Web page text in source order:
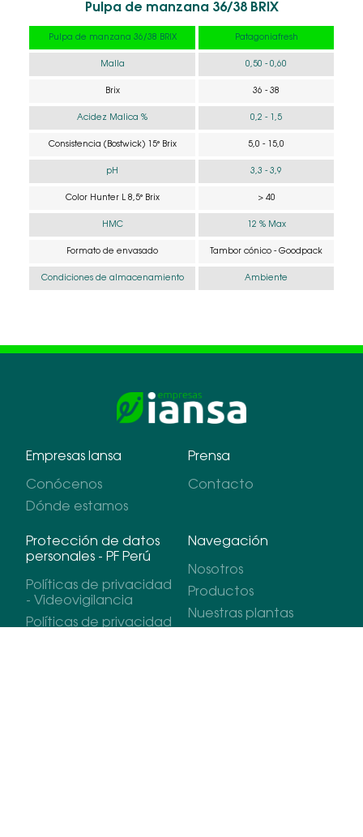
Pulpa de manzana 36/38 BRIX
Pulpa de manzana 36/38 BRIX Patagoniafresh
Malla 0,50 - 0,60
Brix 36 - 38
Acidez Malica % 0,2 - 1,5
Consistencia (Bostwick) 15° Brix 5,0 - 15,0
pH 3,3 - 3,9
Color Hunter L 8,5° Brix > 40
HMC 12 % Max
Formato de envasado Tambor cónico - Goodpack
Condiciones de almacenamiento Ambiente
Empresas Iansa
Conócenos
Dónde estamos
Prensa
Contacto
Protección de datos
personales - PF Perú
Políticas de privacidad
- Videovigilancia
Políticas de privacidad
Navegación
Nosotros
Productos
Nuestras plantas